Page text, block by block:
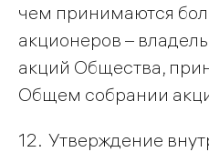
чем принимаются
акционеров –
акций Общества,
Общем собрании
12. Утверждение